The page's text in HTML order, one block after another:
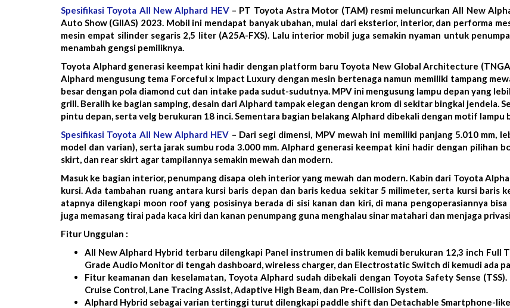
Spesifikasi Toyota All New Alphard HEV– PT Toyota Astra Motor (TAM) resmi meluncurkan All New
Auto Show (GIIAS) 2023. Mobil ini mendapat banyak ubahan, mulai dari eksterior, interior, dan performa
mesin empat silinder segaris 2,5 liter (A25A-FXS). Lalu interior mobil juga semakin nyaman untuk
menambah gengsi pemiliknya.
Toyota Alphard generasi keempat kini hadir dengan platform baru Toyota New Global Architecture
Alphard mengusung tema Forceful x Impact Luxury dengan mesin bertenaga namun memiliki tampang
besar dengan pola diamond cut dan intake pada sudut-sudutnya. MPV ini mengusung lampu depan yang
grill. Beralih ke bagian samping, desain dari Alphard tampak elegan dengan krom di sekitar bingkai jendela.
pintu depan, serta velg berukuran 18 inci. Sementara bagian belakang Alphard dibekali dengan motif
Spesifikasi Toyota All New Alphard HEV – Dari segi dimensi, MPV mewah ini memiliki panjang 5.010 mm,
model dan varian), serta jarak sumbu roda 3.000 mm. Alphard generasi keempat kini hadir dengan
skirt, dan rear skirt agar tampilannya semakin mewah dan modern.
Masuk ke bagian interior, penumpang disapa oleh interior yang mewah dan modern. Kabin dari Toyota
kursi. Ada tambahan ruang antara kursi baris depan dan baris kedua sekitar 5 milimeter, serta kursi baris
atapnya dilengkapi moon roof yang posisinya berada di sisi kanan dan kiri, di mana pengoperasiannya
juga memasang tirai pada kaca kiri dan kanan penumpang guna menghalau sinar matahari dan menjaga
Fitur Unggulan :
All New Alphard Hybrid terbaru dilengkapi Panel instrumen di balik kemudi berukuran 12,3 inch Full
Grade Audio Monitor di tengah dashboard, wireless charger, dan Electrostatic Switch di kemudi ada
Fitur keamanan dan keselamatan, Toyota Alphard sudah dibekali dengan Toyota Safety Sense
Cruise Control, Lane Tracing Assist, Adaptive High Beam, dan Pre-Collision System.
Alphard Hybrid sebagai varian tertinggi turut dilengkapi paddle shift dan Detachable Smartphone-